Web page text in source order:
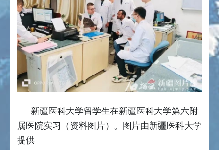
新疆医科大学留学生在新疆医科大学第六附
属医院实习（资料图片）。图片由新疆医科大学
提供